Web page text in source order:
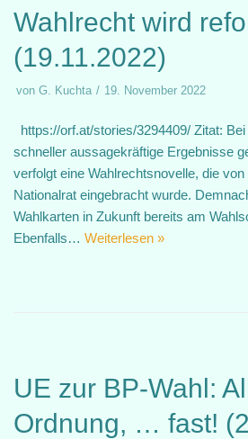
Wahlrecht wird
(19.11.2022)
von G. Kuchta 19. November 2022
https://orf.at/stories/3294409/ Zitat:
schneller aussagekräftige Ergebnisse
verfolgt eine Wahlrechtsnovelle, die
Nationalrat eingebracht wurde.
Wahlkarten in Zukunft bereits am
Ebenfalls… Weiterlesen »
UE zur BP-Wahl:
Ordnung, … fast!